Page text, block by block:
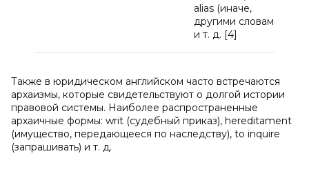
alias (иначе,
другими словами)
и т. д. [4]
Также в юридическом английском часто встречаются
архаизмы, которые свидетельствуют о долгой истории
правовой системы. Наиболее распространенные
архаичные формы: writ (судебный приказ), hereditament
(имущество, передающееся по наследству), to inquire
(запрашивать) и т. д.